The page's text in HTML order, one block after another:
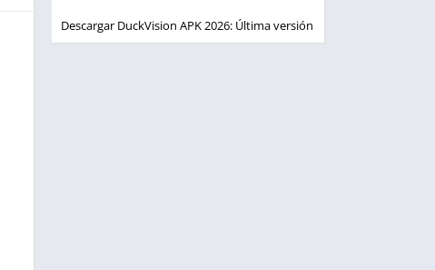
Descargar DuckVision APK 2026: Última versión